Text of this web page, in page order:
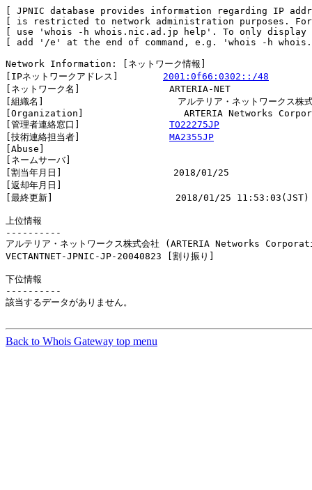
[ JPNIC database provides information regarding IP
[ is restricted to network administration purposes.
[ use 'whois -h whois.nic.ad.jp help'. To only
[ add '/e' at the end of command, e.g. 'whois -h
Network Information: [ネットワーク情報]
[IPネットワークアドレス] 2001:0f66:0302::/48
[ネットワーク名]                ARTERIA-NET
[組織名]                        アルテリア・ネットワークス株式
[Organization]                  ARTERIA Networks
[管理者連絡窓口] TO22275JP
[技術連絡担当者] MA2355JP
[Abuse]
[ネームサーバ]
[割当年月日]                    2018/01/25
[返却年月日]
[最終更新]                      2018/01/25 11:53:03(JST)
上位情報
----------
アルテリア・ネットワークス株式会社 (ARTERIA Networks
VECTANTNET-JPNIC-JP-20040823 [割
下位情報
----------
該当するデータがありません。
Back to Whois Gateway top menu